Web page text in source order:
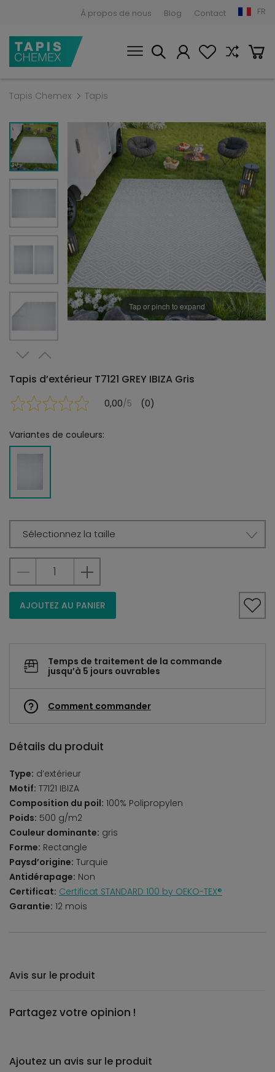
À propos de nous Blog Contact FR
Tapis Chemex Tapis
Tap or pinch to expand
Tapis d’extérieur T7121 GREY IBIZA Gris
0,00/5 (0)
Variantes de couleurs:
Sélectionnez la taille
AJOUTEZ AU PANIER
Temps de traitement de la commande
jusqu’à 5 jours ouvrables
Comment commander
Détails du produit
Type: d’extérieur
Motif: T7121 IBIZA
Composition du poil: 100% Polipropylen
Poids: 500 g/m2
Couleur dominante: gris
Forme: Rectangle
Paysd’origine: Turquie
Antidérapage: Non
Certificat: Certificat STANDARD 100 by OEKO-TEX®
Garantie: 12 mois
Avis sur le produit
Partagez votre opinion !
Ajoutez un avis sur le produit